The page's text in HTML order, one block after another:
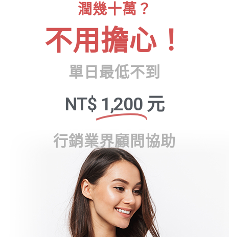
潤幾十萬？
不用擔心！
單日最低不到
NT$ 1,200 元
行銷業界顧問協助